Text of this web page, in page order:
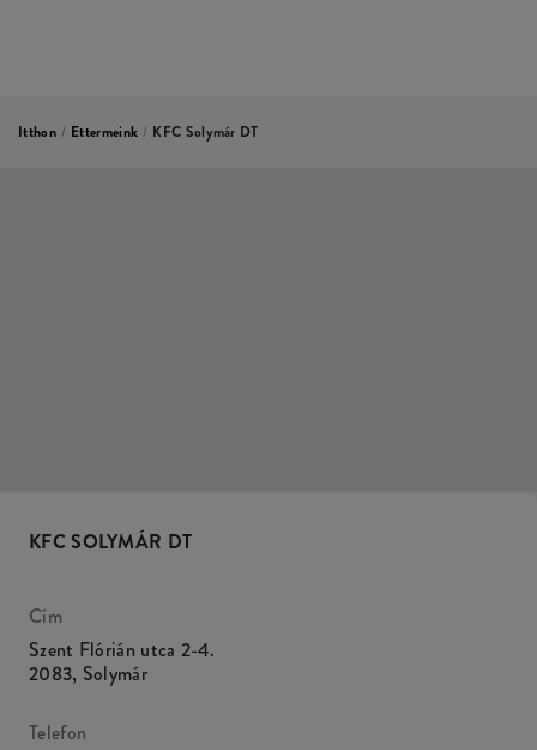
Itthon / Ettermeink / KFC Solymár DT
KFC SOLYMÁR DT
Cím
Szent Flórián utca 2-4.
2083, Solymár
Telefon